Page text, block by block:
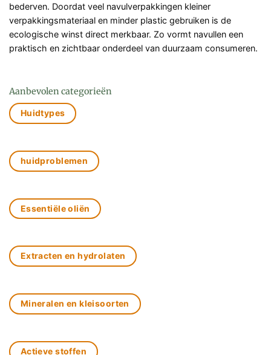
bederven. Doordat veel navulverpakkingen kleiner
verpakkingsmateriaal en minder plastic gebruiken is de
ecologische winst direct merkbaar. Zo vormt navullen een
praktisch en zichtbaar onderdeel van duurzaam consumeren.
Aanbevolen categorieën
Huidtypes
huidproblemen
Essentiële oliën
Extracten en hydrolaten
Mineralen en kleisoorten
Actieve stoffen